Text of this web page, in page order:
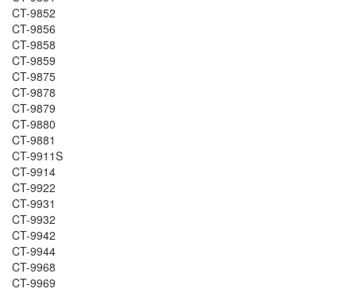
CT-9852
CT-9856
CT-9858
CT-9859
CT-9875
CT-9878
CT-9879
CT-9880
CT-9881
CT-9911S
CT-9914
CT-9922
CT-9931
CT-9932
CT-9942
CT-9944
CT-9968
CT-9969